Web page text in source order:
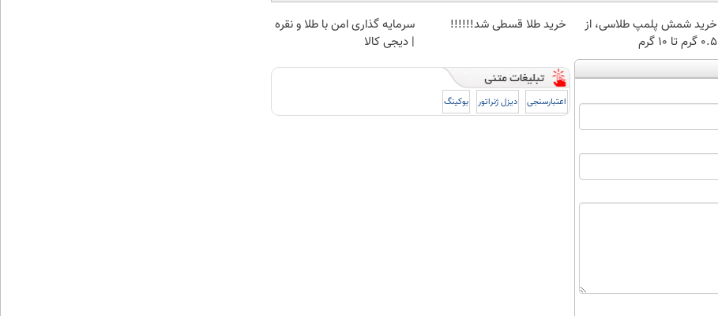
خرید شمش پلمپ طلاسی، از
۰.۵ گرم تا ۱۰ گرم
خرید طلا قسطی شد!!!!!!
سرمایه گذاری امن با طلا و نقره
| دیجی کالا
اعتبارسنجی دیزل ژنراتور بوکینگ